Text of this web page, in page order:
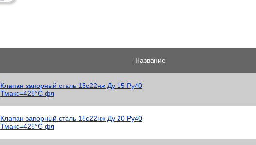
Название
Клапан запорный сталь 15с22нж Ду 15 Ру40
Тмакс=425°C фл
Клапан запорный сталь 15с22нж Ду 20 Ру40
Тмакс=425°C фл